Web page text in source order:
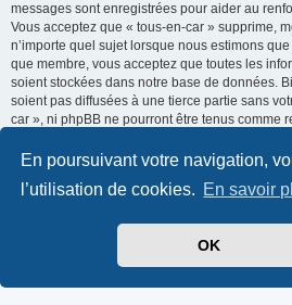
En poursuivant votre navigation,
l’utilisation de cookies. En savoir
OK
messages sont enregistrées pour aider au
Vous acceptez que « tous-en-car » supprime,
n’importe quel sujet lorsque nous estimons
que membre, vous acceptez que toutes les
soient stockées dans notre base de données.
soient pas diffusées à une tierce partie sans
car », ni phpBB ne pourront être tenus comme
Index du forum
Développé parphpBB® Forum
Traduit par
Confidentialité|